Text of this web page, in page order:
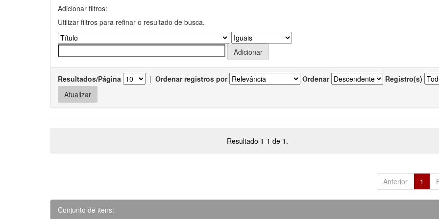
Adicionar filtros:
Utilizar filtros para refinar o resultado de busca.
Resultados/Página | Ordenar registros por Ordenar Registro(s)
Resultado 1-1 de 1.
Anterior 1
Conjunto de itens: